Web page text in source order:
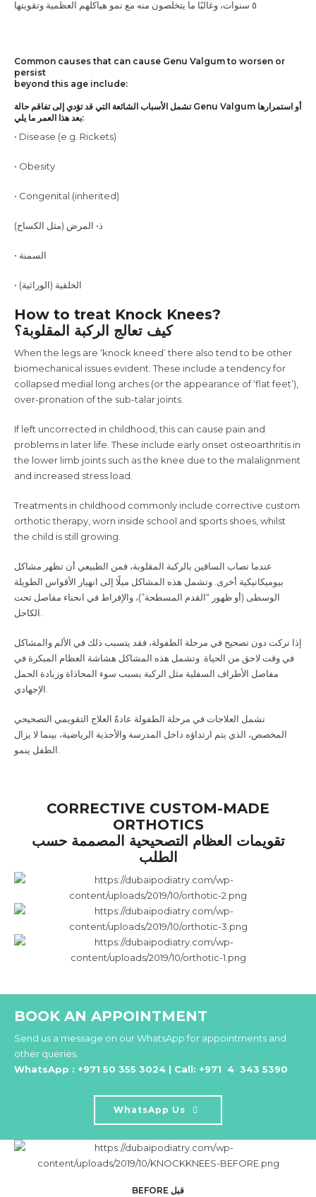
٥ سنوات، وغالبًا ما يتخلصون منه مع نمو هياكلهم العظمية وتقويتها
Common causes that can cause Genu Valgum to worsen or
persist
beyond this age include:
تشمل الأسباب الشائعة التي قد تؤدي إلى تفاقم حالة Genu Valgum أو استمرارها
بعد هذا العمر ما يلي:
• Disease (e.g. Rickets)
• Obesity
• Congenital (inherited)
ذ• المرض (مثل الكساح)
• السمنة
• الخلقية (الوراثية)
How to treat Knock Knees?
كيف تعالج الركبة المقلوبة؟
When the legs are ‘knock kneed’ there also tend to be other
biomechanical issues evident. These include a tendency for
collapsed medial long arches (or the appearance of ‘flat feet’),
over-pronation of the sub-talar joints.
If left uncorrected in childhood, this can cause pain and
problems in later life. These include early onset osteoarthritis in
the lower limb joints such as the knee due to the malalignment
and increased stress load.
Treatments in childhood commonly include corrective custom
orthotic therapy, worn inside school and sports shoes, whilst
the child is still growing.
عندما تصاب الساقين بالركبة المقلوبة، فمن الطبيعي أن تظهر مشاكل
بيوميكانيكية أخرى. وتشمل هذه المشاكل ميلًا إلى انهيار الأقواس الطويلة
الوسطى (أو ظهور “القدم المسطحة”)، والإفراط في انحناء مفاصل تحت
الكاحل
إذا تركت دون تصحيح في مرحلة الطفولة، فقد يتسبب ذلك في الألم والمشاكل
في وقت لاحق من الحياة. وتشمل هذه المشاكل هشاشة العظام المبكرة في
مفاصل الأطراف السفلية مثل الركبة بسبب سوء المحاذاة وزيادة الحمل
الإجهادي
تشمل العلاجات في مرحلة الطفولة عادةً العلاج التقويمي التصحيحي
المخصص، الذي يتم ارتداؤه داخل المدرسة والأحذية الرياضية، بينما لا يزال
الطفل ينمو
CORRECTIVE CUSTOM-MADE
ORTHOTICS
تقويمات العظام التصحيحية المصممة حسب
الطلب
BOOK AN APPOINTMENT
Send us a message on our WhatsApp for appointments and
other queries.
WhatsApp : +971 50 355 3024 | Call: +971 4 343 5390
WhatsApp Us
BEFORE قبل